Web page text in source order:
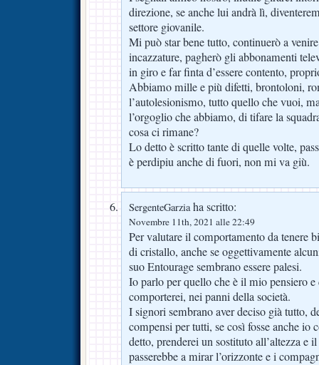
direzione, se anche lui andrà lì,
settore giovanile.
Mi può star bene tutto, continuerò a
incazzature, pagherò gli abbonamenti
in giro e far finta d’essere contento,
Abbiamo mille e più difetti, brontoloni,
l’autolesionismo, tutto quello che vuoi,
l’orgoglio che abbiamo, di tifare la
cosa ci rimane?
Lo detto è scritto tante di quelle volte,
è perdipiu anche di fuori, non mi va giù.
SergenteGarziaha scritto:
Novembre 11th, 2021 alle 22:49
Per valutare il comportamento da tenere
di cristallo, anche se oggettivamente
suo Entourage sembrano essere palesi.
Io parlo per quello che è il mio pensiero
comporterei, nei panni della società.
I signori sembrano aver deciso già tutto,
compensi per tutti, se così fosse anche io
detto, prenderei un sostituto all’altezza e
passerebbe a mirar l’orizzonte e i